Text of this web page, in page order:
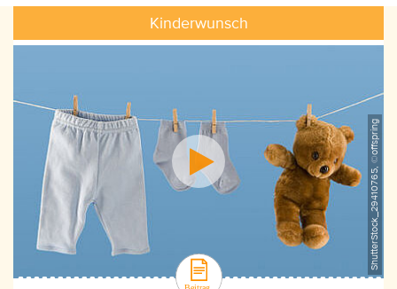
Kinderwunsch
ShutterStock_29410765, ©offspring